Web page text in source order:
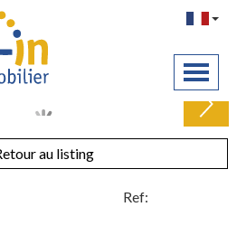
au listing
Ref: